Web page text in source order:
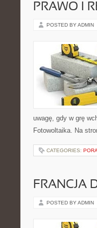
PRAWO I
POSTED BY ADMIN
uwagę, gdy w grę
Fotowoltaika. Na
CATEGORIES:
FRANCJA
POSTED BY ADMIN